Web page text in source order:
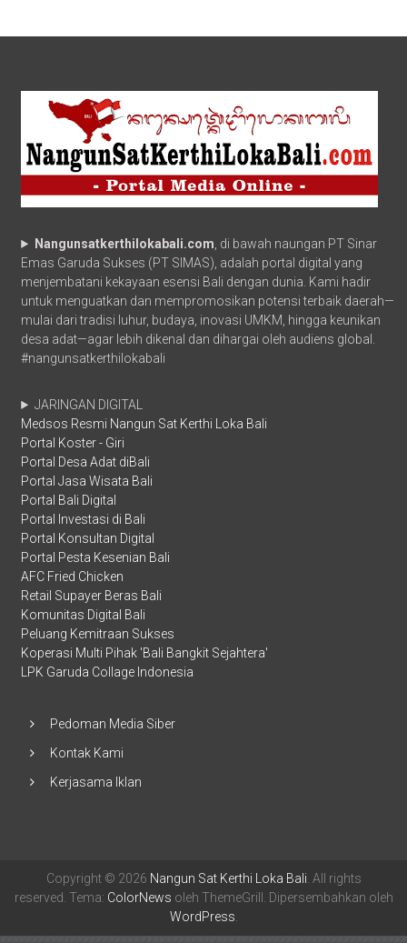
Nangunsatkerthilokabali.com , di bawah naungan PT Sinar
Emas Garuda Sukses (PT SIMAS), adalah portal digital yang
menjembatani kekayaan esensi Bali dengan dunia. Kami hadir
untuk menguatkan dan mempromosikan potensi terbaik daerah—
mulai dari tradisi luhur, budaya, inovasi UMKM, hingga keunikan
desa adat—agar lebih dikenal dan dihargai oleh audiens global.
#nangunsatkerthilokabali
JARINGAN DIGITAL
Medsos Resmi Nangun Sat Kerthi Loka Bali
Portal Koster - Giri
Portal Desa Adat diBali
Portal Jasa Wisata Bali
Portal Bali Digital
Portal Investasi di Bali
Portal Konsultan Digital
Portal Pesta Kesenian Bali
AFC Fried Chicken
Retail Supayer Beras Bali
Komunitas Digital Bali
Peluang Kemitraan Sukses
Koperasi Multi Pihak 'Bali Bangkit Sejahtera'
LPK Garuda Collage Indonesia
Pedoman Media Siber
Kontak Kami
Kerjasama Iklan
Copyright © 2026 Nangun Sat Kerthi Loka Bali . All rights
reserved. Tema: ColorNews oleh ThemeGrill. Dipersembahkan oleh
WordPress